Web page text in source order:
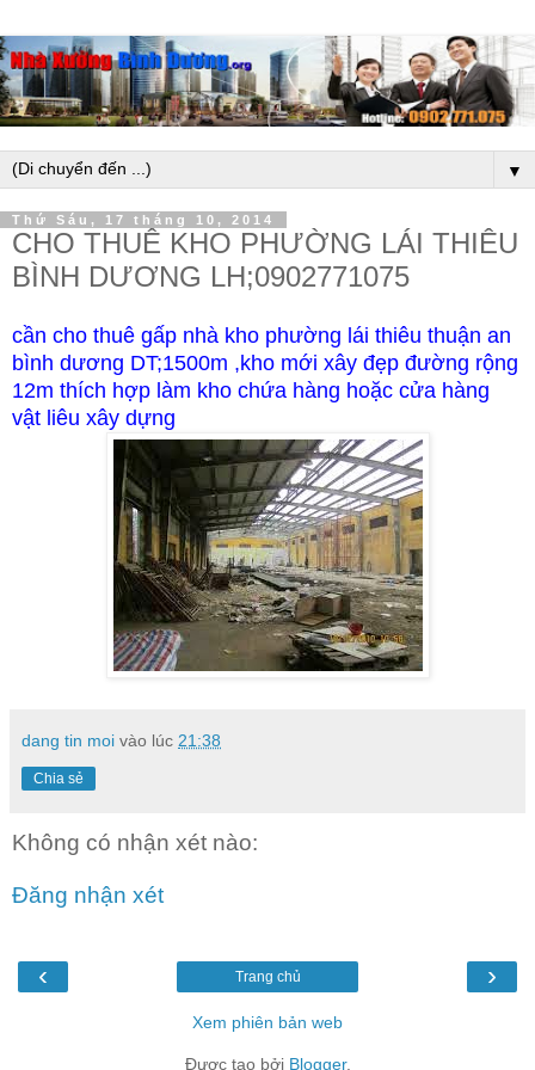
▼
Thứ Sáu, 17 tháng 10, 2014
CHO THUÊ KHO PHƯỜNG LÁI THIÊU
BÌNH DƯƠNG LH;0902771075
cần cho thuê gấp nhà kho phường lái thiêu thuận an
bình dương DT;1500m ,kho mới xây đẹp đường rộng
12m thích hợp làm kho chứa hàng hoặc cửa hàng
vật liêu xây dựng
dang tin moi vào lúc 21:38
Chia sẻ
Không có nhận xét nào:
Đăng nhận xét
‹ ›
Trang chủ
Xem phiên bản web
Được tạo bởi Blogger.